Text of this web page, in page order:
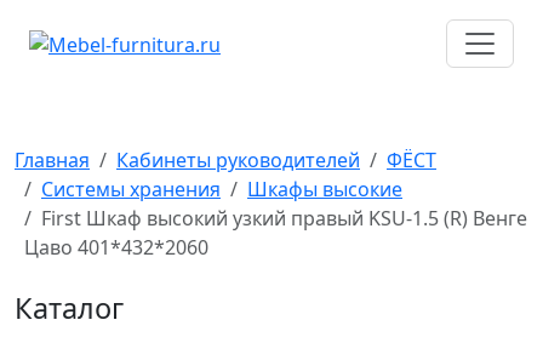
Главная Кабинеты руководителей
ФЁСТ
Системы хранения
Шкафы высокие
First Шкаф высокий узкий правый KSU-1.5 (R) Венге
Цаво 401*432*2060
Каталог